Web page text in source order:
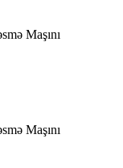
Maşını
Maşını